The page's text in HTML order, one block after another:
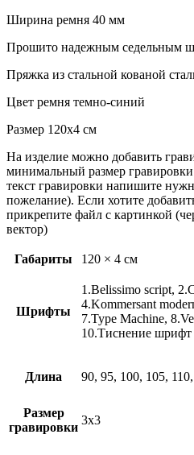
Ширина ремня 40 мм
Прошито надежным седельным
Пряжка из стальной кованой
Цвет ремня темно-синий
Размер 120х4 см
На изделие можно добавить
минимальный размер
текст гравировки напишите
пожелание). Если хотите
прикрепите файл с картинкой
вектор)
Габариты 120 × 4 см
Шрифты
1.Belissimo script,
4.Kommersant
7.Type Machine,
10.Тиснение
Длина 90, 95, 100, 105,
Размер
гравировки
3х3